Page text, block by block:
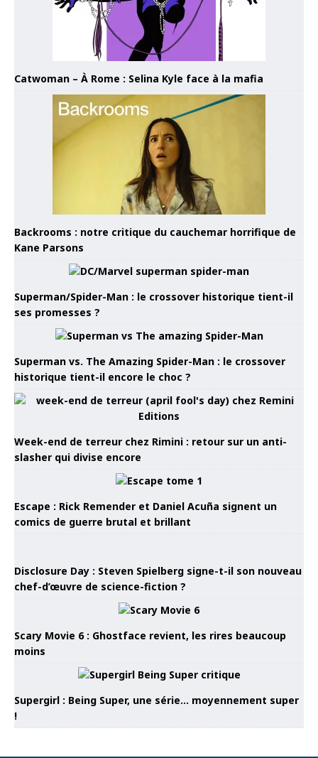
Catwoman – À Rome : Selina Kyle face à la mafia
Backrooms : notre critique du cauchemar horrifique de
Kane Parsons
Superman/Spider-Man : le crossover historique tient-il
ses promesses ?
Superman vs. The Amazing Spider-Man : le crossover
historique tient-il encore le choc ?
Week-end de terreur chez Rimini : retour sur un anti-
slasher qui divise encore
Escape : Rick Remender et Daniel Acuña signent un
comics de guerre brutal et brillant
Disclosure Day : Steven Spielberg signe-t-il son nouveau
chef-d’œuvre de science-fiction ?
Scary Movie 6 : Ghostface revient, les rires beaucoup
moins
Supergirl : Being Super, une série… moyennement super
!